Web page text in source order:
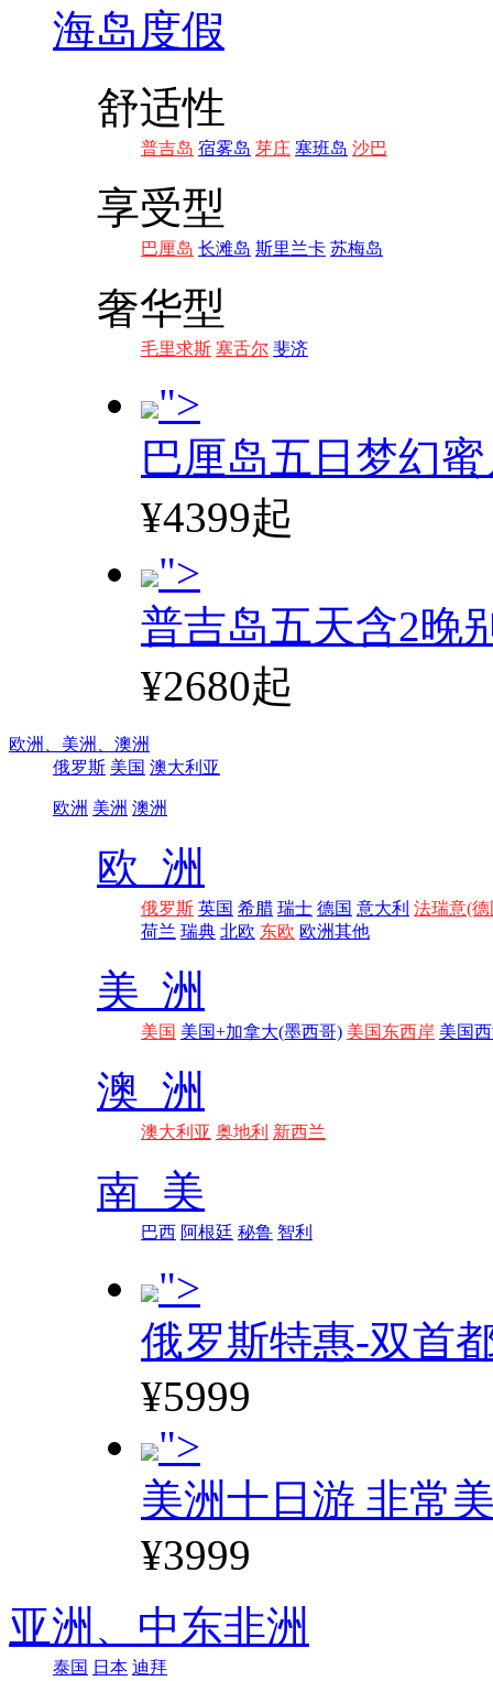
海岛度假
舒适性
普吉岛 宿雾岛 芽庄 塞班岛 沙巴
享受型
巴厘岛 长滩岛 斯里兰卡 苏梅岛
奢华型
毛里求斯 塞舌尔 斐济
">
巴厘岛五日梦幻
¥4399起
">
普吉岛五天含2晚
¥2680起
欧洲、 美洲、 澳洲
俄罗斯 美国 澳大利亚
欧洲 美洲 澳洲
欧 洲
俄罗斯 英国 希腊 瑞士 德国 意大利 法瑞意(德
荷兰 瑞典 北欧 东欧 欧洲其他
美 洲
美国 美国+加拿大(墨西哥) 美国东西岸 美国
澳 洲
澳大利亚 奥地利 新西兰
南 美
巴西 阿根廷 秘鲁 智利
">
俄罗斯特惠-双首
¥5999
">
美洲十日游 非常
¥3999
亚洲、 中东非洲
泰国 日本 迪拜